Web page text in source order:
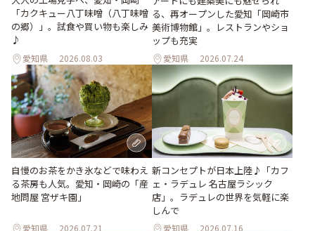
「カクキュー八丁味噌（八丁味噌
の郷）」。試食や買い物も楽しみ
♪
愛知県 2026.08.03
る、再オープンした愛知「岡崎市
美術博物館」。レストランやショ
ップも充実
愛知県 2026.07.24
自慢のお茶をかき氷などで味わえ
る茶房も人気。愛知・岡崎の「産
地問屋 宮ザキ園」
愛知県 2026.07.21
新コンセプトが日本上陸♪「カフ
ェ・ラデュレ 名古屋ラシック
店」。ラデュレの世界を気軽に楽
しんで
愛知県 2026.07.16